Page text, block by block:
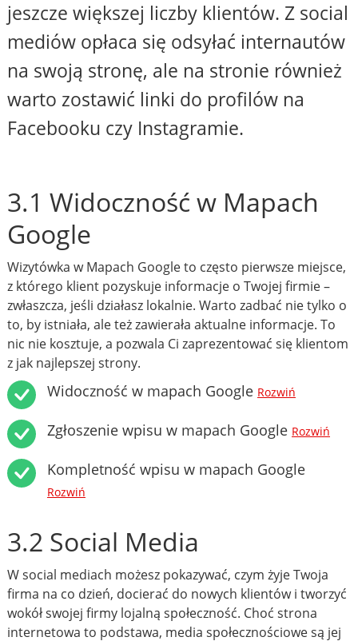
jeszcze większej liczby klientów. Z social
mediów opłaca się odsyłać internautów
na swoją stronę, ale na stronie również
warto zostawić linki do profilów na
Facebooku czy Instagramie.
3.1 Widoczność w Mapach
Google
Wizytówka w Mapach Google to często pierwsze miejsce,
z którego klient pozyskuje informacje o Twojej firmie –
zwłaszcza, jeśli działasz lokalnie. Warto zadbać nie tylko o
to, by istniała, ale też zawierała aktualne informacje. To
nic nie kosztuje, a pozwala Ci zaprezentować się klientom
z jak najlepszej strony.
Widoczność w mapach Google Rozwiń
Zgłoszenie wpisu w mapach Google Rozwiń
Kompletność wpisu w mapach Google
Rozwiń
3.2 Social Media
W social mediach możesz pokazywać, czym żyje Twoja
firma na co dzień, docierać do nowych klientów i tworzyć
wokół swojej firmy lojalną społeczność. Choć strona
internetowa to podstawa, media społecznościowe są jej